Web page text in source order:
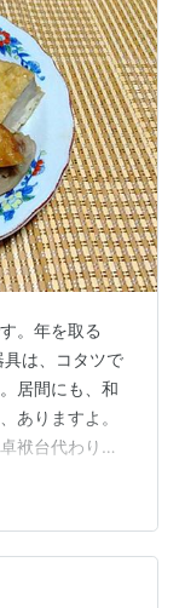
。年を取る
は、コタツで
居間にも、和
ありますよ。
袱台代わりの
いですね。 長
ーディオ機器
、2台配置して
。ゲームをし